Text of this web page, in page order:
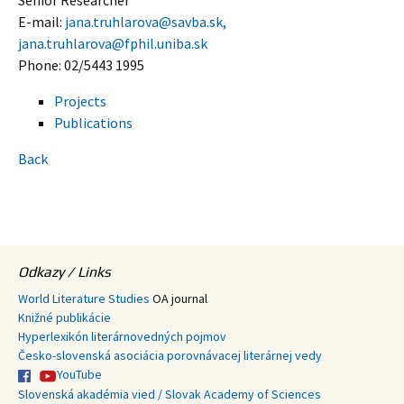
E-mail: jana.truhlarova@savba.sk,
jana.truhlarova@fphil.uniba.sk
Phone: 02/5443 1995
Projects
Publications
Back
Odkazy / Links
World Literature Studies OA journal
Knižné publikácie
Hyperlexikón literárnovedných pojmov
Česko-slovenská asociácia porovnávacej literárnej vedy
YouTube
Slovenská akadémia vied / Slovak Academy of Sciences